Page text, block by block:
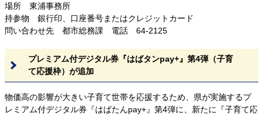
場所 東浦事務所
持参物 銀行印、口座番号またはクレジットカード
問い合わせ先 都市総務課 電話 64-2125
プレミアム付デジタル券『はばタンpay+』第4弾（子育
て応援枠）が追加
物価高の影響が大きい子育て世帯を応援するため、県が実施するプ
レミアム付デジタル券『はばたんpay+』第4弾に、新たに『子育て応